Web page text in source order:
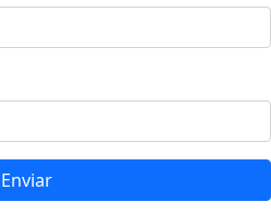
Enviar